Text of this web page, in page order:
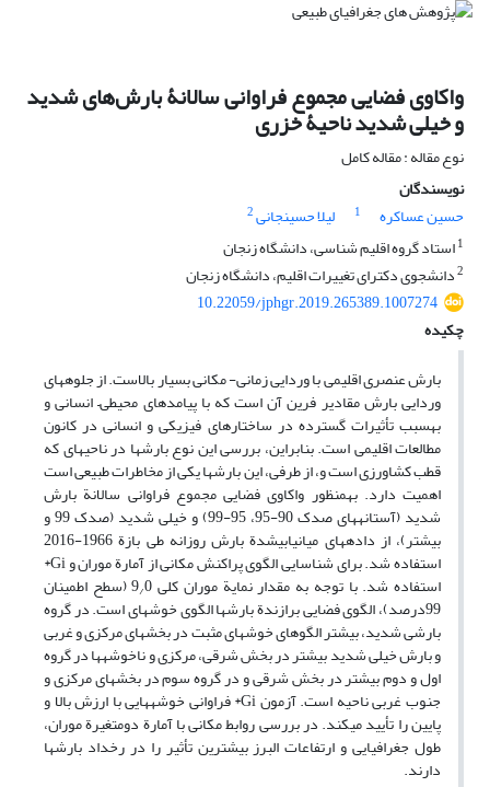
واکاوی فضایی مجموع فراوانی سالانۀ بارش‌های شدید
و خیلی ‏شدید ناحیۀ خزری
نوع مقاله : مقاله کامل
نویسندگان
حسین عساکره
1 لیلا حسینجانی2
1استاد گروه اقلیم ‏شناسی، دانشگاه زنجان
2دانشجوی دکترای تغییرات اقلیم، دانشگاه زنجان
10.22059/jphgr.2019.265389.1007274
چکیده
بارش عنصری اقلیمی با وردایی زمانی- مکانی بسیار بالاست. از جلوه‏های
وردایی بارش مقادیر فرین آن است که با پیامدهای محیطی– انسانی و
به‏سبب تأثیرات گسترده در ساختارهای فیزیکی و انسانی در کانون
مطالعات اقلیمی است. بنابراین، بررسی این نوع بارش‏ها در ناحیه‏ای که
قطب کشاورزی است و، از طرفی، این بارش‏ها یکی از مخاطرات طبیعی است
اهمیت دارد. به‏منظور واکاوی فضایی مجموع فراوانی سالانة بارش
شدید (آستانه‏های صدک 90-95، 95-99) و خیلی ‏شدید (صدک 99 و
بیشتر)، از داده‏های میان‏یابی‏شدة بارش روزانه طی بازة 1966-2016
استفاده شد. برای شناسایی الگوی پراکنش مکانی از آمارة موران و Gi*
استفاده شد. با توجه به مقدار نمایة موران کلی 9 / 0 (سطح اطمینان
99درصد)، الگوی فضایی برازندة بارش‏ها الگوی خوشه‏ای است. در گروه
بارشی شدید، بیشتر الگوهای خوشه‏ای مثبت در بخش‏های مرکزی و غربی
و بارش خیلی شدید بیشتر در بخش شرقی، مرکزی و ناخوشه‏ها در گروه
اول و دوم بیشتر در بخش شرقی و در گروه سوم در بخش‏های مرکزی و
جنوب‏ غربی ناحیه است. آزمون Gi* فراوانی خوشه‏هایی با ارزش بالا و
پایین را تأیید می‏‏کند. در بررسی روابط مکانی با آمارة دومتغیرة موران،
طول جغرافیایی و ارتفاعات البرز بیشترین تأثیر را در رخداد بارش‏ها
دارند.